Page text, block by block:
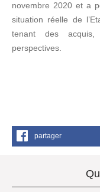
novembre 2020 et a
situation réelle de
tenant des
perspectives.
partager